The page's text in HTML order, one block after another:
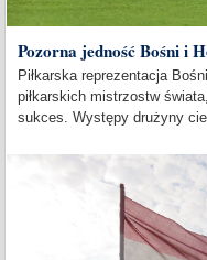
Pozorna jedność Bośni i
Piłkarska reprezentacja
piłkarskich mistrzostw
sukces. Występy drużyny